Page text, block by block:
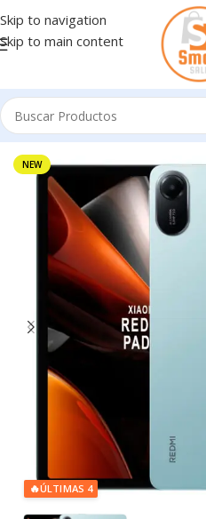
Skip to navigation
Skip to main content
Inicio/Tablets - E Readers
NEW
🔥ÚLTIMAS 4